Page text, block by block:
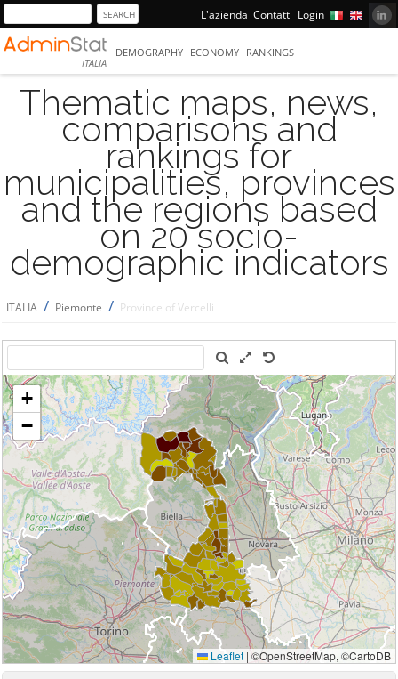
L'azienda Contatti Login
ITALIA
DEMOGRAPHY ECONOMY RANKINGS
Thematic maps, news,
comparisons and
rankings for
municipalities, provinces
and the regions based
on 20 socio-
demographic indicators
ITALIA / Piemonte / Province of Vercelli